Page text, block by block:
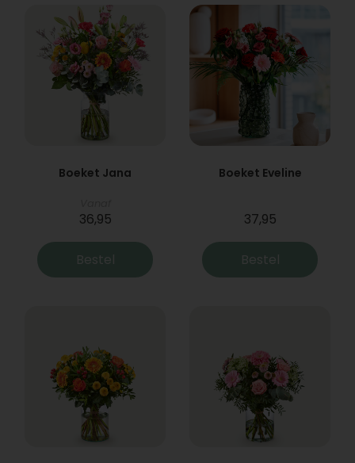
Boeket Jana
36,95
Bestel
Boeket Eveline
37,95
Bestel